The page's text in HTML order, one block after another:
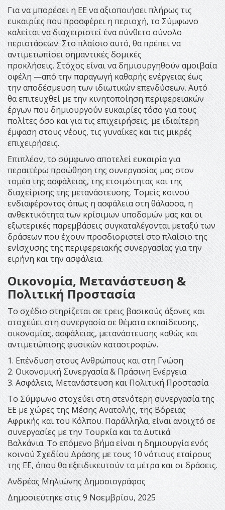
Για να μπορέσει η ΕΕ να αξιοποιήσει πλήρως τις
ευκαιρίες που προσφέρει η περιοχή, το Σύμφωνο
καλείται να διαχειριστεί ένα σύνθετο σύνολο
περιστάσεων. Στο πλαίσιο αυτό, θα πρέπει να
αντιμετωπίσει σημαντικές δομικές
προκλήσεις. Στόχος είναι να δημιουργηθούν αμοιβαία
οφέλη —από την παραγωγή καθαρής ενέργειας έως
την αποδέσμευση των ιδιωτικών επενδύσεων. Αυτό
θα επιτευχθεί με την κινητοποίηση περιφερειακών
έργων που δημιουργούν ευκαιρίες τόσο για τους
πολίτες όσο και για τις επιχειρήσεις, με ιδιαίτερη
έμφαση στους νέους, τις γυναίκες και τις μικρές
επιχειρήσεις.
Επιπλέον, το σύμφωνο αποτελεί ευκαιρία για
περαιτέρω προώθηση της συνεργασίας μας στον
τομέα της ασφάλειας, της ετοιμότητας και της
διαχείρισης της μετανάστευσης. Τομείς κοινού
ενδιαφέροντος όπως η ασφάλεια στη θάλασσα, η
ανθεκτικότητα των κρίσιμων υποδομών μας και οι
εξωτερικές παρεμβάσεις συγκαταλέγονται μεταξύ των
δράσεων που έχουν προσδιοριστεί στο πλαίσιο της
ενίσχυσης της περιφερειακής συνεργασίας για την
ειρήνη και την ασφάλεια.
Οικονομία, Μετανάστευση &
Πολιτική Προστασία
Το σχέδιο στηρίζεται σε τρεις βασικούς άξονες και
στοχεύει στη συνεργασία σε θέματα εκπαίδευσης,
οικονομίας, ασφάλειας, μετανάστευσης καθώς και
αντιμετώπισης φυσικών καταστροφών.
1. Επένδυση στους Ανθρώπους και στη Γνώση
2. Οικονομική Συνεργασία & Πράσινη Ενέργεια
3. Ασφάλεια, Μετανάστευση και Πολιτική Προστασία
Το Σύμφωνο στοχεύει στη στενότερη συνεργασία της
ΕΕ με χώρες της Μέσης Ανατολής, της Βόρειας
Αφρικής και του Κόλπου. Παράλληλα, είναι ανοιχτό σε
συνεργασίες με την Τουρκία και τα Δυτικά
Βαλκάνια. Το επόμενο βήμα είναι η δημιουργία ενός
κοινού Σχεδίου Δράσης με τους 10 νότιους εταίρους
της ΕΕ, όπου θα εξειδικευτούν τα μέτρα και οι δράσεις.
Ανδρέας Μηλιώνης Δημοσιογράφος
Δημοσιεύτηκε στις 9 Νοεμβρίου, 2025